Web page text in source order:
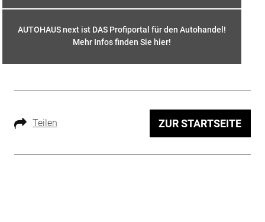
AUTOHAUS next ist DAS Profiportal für den Autohandel!
Mehr Infos finden Sie hier!
Teilen ZUR STARTSEITE